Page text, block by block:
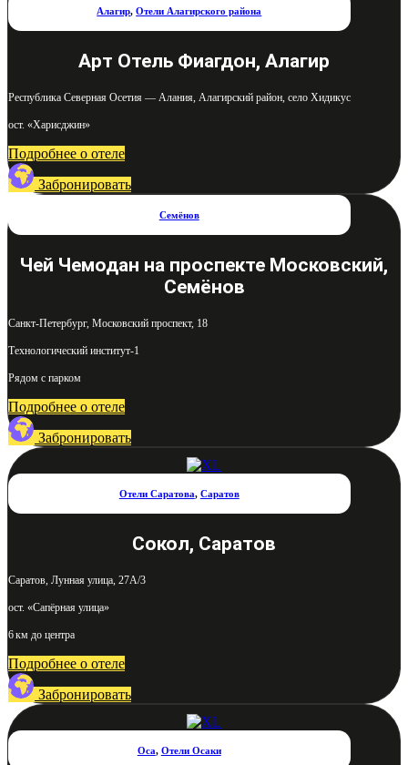
Алагир,Отели Алагирского района
Арт Отель Фиагдон, Алагир
Республика Северная Осетия — Алания, Алагирский район, село Хидикус
ост. «Харисджин»
Подробнее о отеле
Забронировать
Семёнов
Чей Чемодан на проспекте Московский,
Семёнов
Санкт-Петербург, Московский проспект, 18
Технологический институт-1
Рядом с парком
Подробнее о отеле
Забронировать
Отели Саратова, Саратов
Сокол, Саратов
Саратов, Лунная улица, 27А/3
ост. «Сапёрная улица»
6 км до центра
Подробнее о отеле
Забронировать
Оса, Отели Осаки